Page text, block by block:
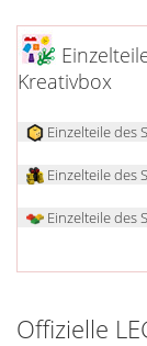
Kreativbox
Einzelteile des
Einzelteile des
Einzelteile des
Offizielle